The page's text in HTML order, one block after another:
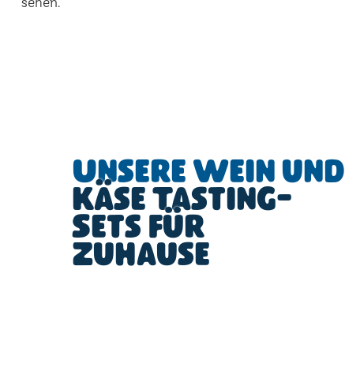
Unsere Wein und
Käse Tasting-
Sets für
Zuhause